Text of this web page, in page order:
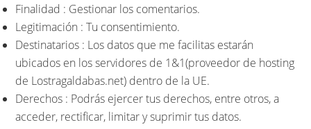
Finalidad : Gestionar los comentarios.
Legitimación : Tu consentimiento.
Destinatarios : Los datos que me facilitas estarán
ubicados en los servidores de 1&1(proveedor de hosting
de Lostragaldabas.net) dentro de la UE.
Derechos : Podrás ejercer tus derechos, entre otros, a
acceder, rectificar, limitar y suprimir tus datos.